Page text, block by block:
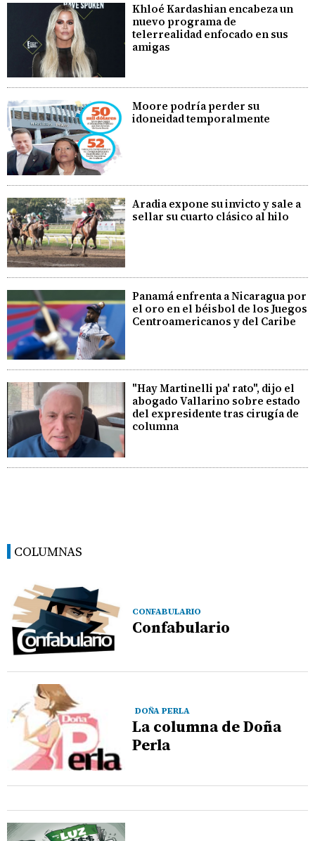
Khloé Kardashian encabeza un
nuevo programa de
telerrealidad enfocado en sus
amigas
Moore podría perder su
idoneidad temporalmente
Aradia expone su invicto y sale a
sellar su cuarto clásico al hilo
Panamá enfrenta a Nicaragua por
el oro en el béisbol de los Juegos
Centroamericanos y del Caribe
"Hay Martinelli pa' rato", dijo el
abogado Vallarino sobre estado
del expresidente tras cirugía de
columna
COLUMNAS
CONFABULARIO
Confabulario
DOÑA PERLA
La columna de Doña
Perla